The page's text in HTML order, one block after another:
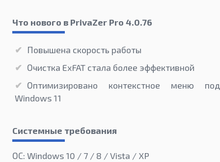
Что нового в PrivaZer Pro 4.0.76
Повышена скорость работы
Очистка ExFAT стала более эффективной
Оптимизировано контекстное меню под
Windows 11
Системные требования
ОС: Windows 10 / 7 / 8 / Vista / XP